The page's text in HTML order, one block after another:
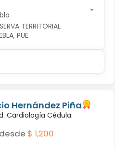
TERRITORIAL
PUE.
Hernández Piña
Cardiología Cédula:
$ 1,200